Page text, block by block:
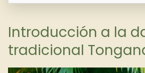
Introducción a la
tradicional